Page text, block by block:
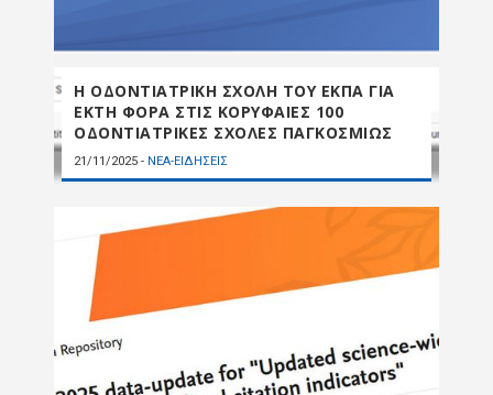
Η ΟΔΟΝΤΙΑΤΡΙΚΗ ΣΧΟΛΗ ΤΟΥ ΕΚΠΑ ΓΙΑ
ΕΚΤΗ ΦΟΡΑ ΣΤΙΣ ΚΟΡΥΦΑΙΕΣ 100
ΟΔΟΝΤΙΑΤΡΙΚΕΣ ΣΧΟΛΕΣ ΠΑΓΚΟΣΜΙΩΣ
21/11/2025 - ΝΕΑ-ΕΙΔΗΣΕΙΣ